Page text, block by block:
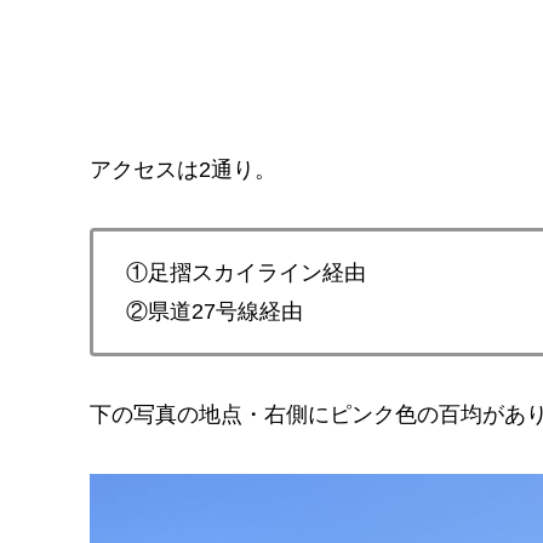
アクセスは2通り。
①足摺スカイライン経由
②県道27号線経由
下の写真の地点・右側にピンク色の百均があ